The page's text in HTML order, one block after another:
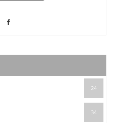
24
34